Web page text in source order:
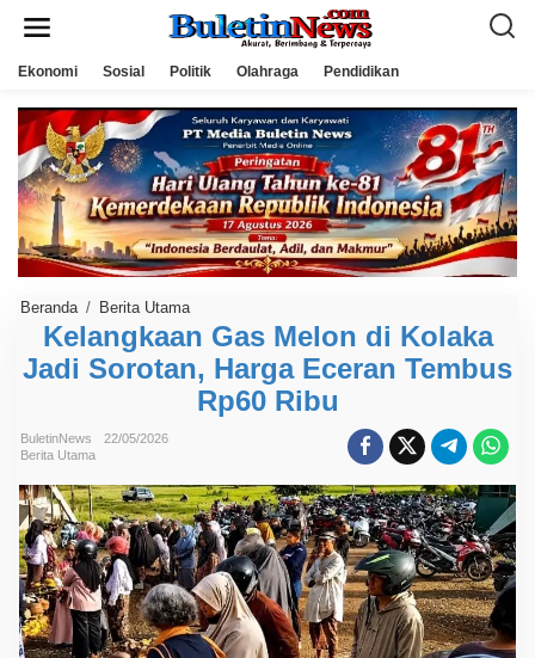
Ekonomi Sosial Politik Olahraga Pendidikan
Beranda / Berita Utama
l
a
n
G
a
s
M
e
l
o
n
d
i
Kelangkaan Gas Melon di Kolaka
Jadi Sorotan, Harga Eceran Tembus
Rp60 Ribu
BuletinNews
22/05/2026
Berita Utama